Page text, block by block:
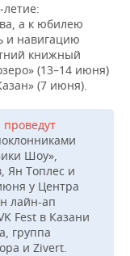
а к юбилею
и навигацию
книжный
(13–14 июня)
(7 июня).
проведут
Шоу»,
Ян Топлес и
у Центра
лайн-ап
Fest в Казани
группа
и Zivert.